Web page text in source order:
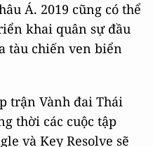
Á. 2019 cũng có thể
khai quân sự đầu
tàu chiến ven biển
trận Vành đai Thái
thời các cuộc tập
và Key Resolve sẽ